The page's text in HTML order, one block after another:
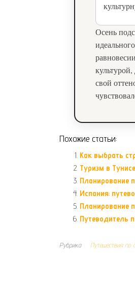
Осень
свой
Похожие статьи:
Как выбрать
Туризм в
Планирование
Испания:
Планирование
Путеводитель
Рубрика Путешествия по